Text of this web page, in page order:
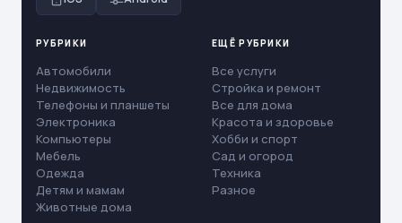
РУБРИКИ
Автомобили
Недвижимость
Телефоны и планшеты
Электроника
Компьютеры
Мебель
Одежда
Детям и мамам
Животные дома
ЕЩЁ РУБРИКИ
Все услуги
Стройка и ремонт
Все для дома
Красота и здоровье
Хобби и спорт
Сад и огород
Техника
Разное